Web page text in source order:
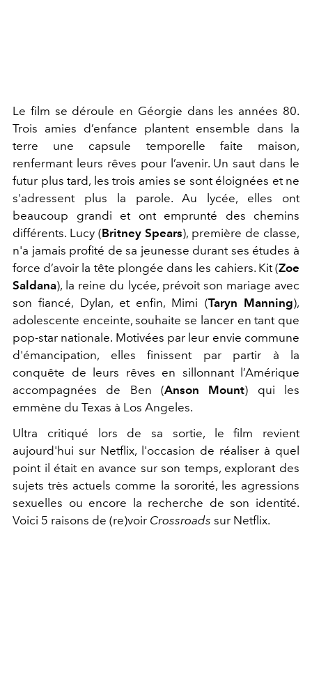
Le film se déroule en Géorgie dans les années 80.
Trois amies d’enfance plantent ensemble dans la
terre une capsule temporelle faite maison,
renfermant leurs rêves pour l’avenir. Un saut dans le
futur plus tard, les trois amies se sont éloignées et ne
s'adressent plus la parole. Au lycée, elles ont
beaucoup grandi et ont emprunté des chemins
différents. Lucy (Britney Spears), première de classe,
n'a jamais profité de sa jeunesse durant ses études à
force d’avoir la tête plongée dans les cahiers. Kit(Zoe
Saldana), la reine du lycée, prévoit son mariage avec
son fiancé, Dylan, et enfin, Mimi (Taryn Manning),
adolescente enceinte, souhaite se lancer en tant que
pop-star nationale. Motivées par leur envie commune
d'émancipation, elles finissent par partir à la
conquête de leurs rêves en sillonnant l’Amérique
accompagnées de Ben (Anson Mount) qui les
emmène du Texas à Los Angeles.
Ultra critiqué lors de sa sortie, le film revient
aujourd'hui sur Netflix, l'occasion de réaliser à quel
point il était en avance sur son temps, explorant des
sujets très actuels comme la sororité, les agressions
sexuelles ou encore la recherche de son identité.
Voici 5 raisons de (re)voir Crossroads sur Netflix.